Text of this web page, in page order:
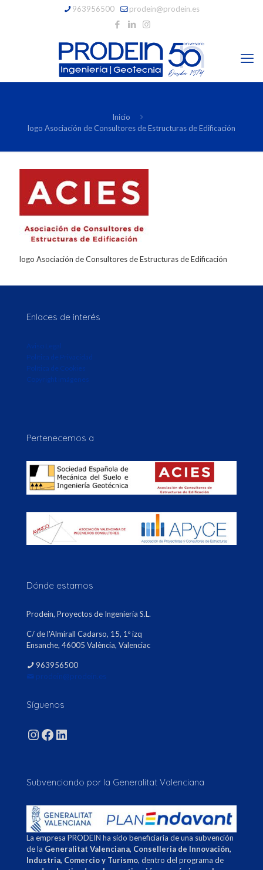
963956500 prodein@prodein.es
Inicio
logo Asociación de Consultores de Estructuras de Edificación
logo Asociación de Consultores de Estructuras de Edificación
Enlaces de interés
Aviso Legal
Política de Privacidad
Política de Cookies
Copyright imágenes
Pertenecemos a
Dónde estamos
Prodein, Proyectos de Ingeniería S.L.
C/ de l'Almirall Cadarso, 15, 1º izq
Ensanche, 46005 València, Valenciac
963956500
prodein@prodein.es
Síguenos
Instagram
Facebook
LinkedIn
Subvenciondo por la Generalitat Valenciana
La empresa PRODEIN ha sido beneficiaria de una subvención
de la Generalitat Valenciana, Conselleria de Innovación,
Industria, Comercio y Turismo, dentro del programa de